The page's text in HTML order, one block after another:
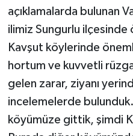
açıklamalarda bulunan
ilimiz Sungurlu ilçesinde
Kavşut köylerinde
hortum ve kuvvetli
gelen zarar, ziyanı
incelemelerde
köyümüze gittik, şimdi